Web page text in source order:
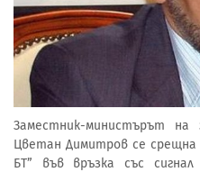
Заместник-министърът
Цветан Димитров се срещна
БТ” във връзка със